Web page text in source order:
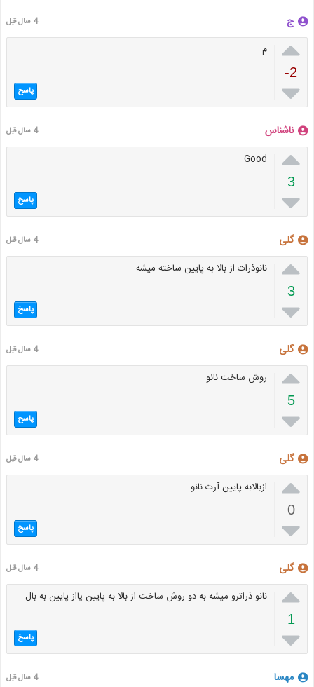
ج 4 سال قبل

-2

م
پاسخ
ناشناس 4 سال قبل

3

Good
پاسخ
گلی 4 سال قبل

3

نانوذرات از بالا به پایین ساخته میشه
پاسخ
گلی 4 سال قبل

5

روش ساخت نانو
پاسخ
گلی 4 سال قبل

0

ازبالابه پایین آرت نانو
پاسخ
گلی 4 سال قبل

1

نانو ذراترو میشه به دو روش ساخت از بالا به پایین یااز پایین به بال
پاسخ
مهسا 4 سال قبل